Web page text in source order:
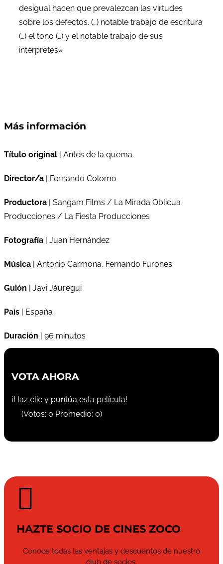
desigual hacen que prevalezcan las virtudes
sobre los defectos. (…) notable trabajo de escritura
(…) el tono (…) y el notable trabajo de sus
intérpretes»
Más información
Título original | Antes de la quema
Director/a | Fernando Colomo
Productora | Sangam Films / La Mirada Oblicua
Producciones / La Fiesta Producciones
Fotografía | Juan Hernández
Música | Antonio Carmona, Fernando Furones
Guión | Javi Jáuregui
País | España
Duración | 96 minutos
VOTA AHORA
¡Haz clic y puntúa esta película!
(Votos: 0 Promedio: 0)

HAZTE SOCIO DE CINES ZOCO
Conoce todas las ventajas y descuentos de nuestro
club de socios.